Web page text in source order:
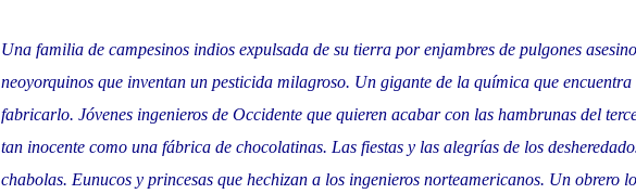
Una familia de campesinos indios expulsada de su tierra por enjambres de pulgones
neoyorquinos que inventan un pesticida milagroso. Un gigante de la química que
fabricarlo. Jóvenes ingenieros de Occidente que quieren acabar con las hambrunas del
tan inocente como una fábrica de chocolatinas. Las fiestas y las alegrías de los
chabolas. Eunucos y princesas que hechizan a los ingenieros norteamericanos. Un obrero